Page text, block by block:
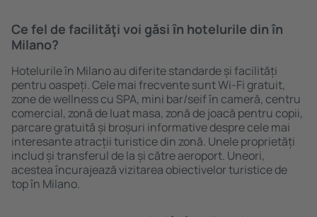
Ce fel de facilităţi voi găsi ȋn hotelurile din în
Milano?
Hotelurile în Milano au diferite standarde și facilități
pentru oaspeți. Cele mai frecvente sunt Wi-Fi gratuit,
zone de wellness cu SPA, mini bar/seif în cameră, centru
comercial, zonă de luat masa, zonă de joacă pentru copii,
parcare gratuită și broșuri informative despre cele mai
interesante atracții turistice din zonă. Unele proprietăți
includ și transferul de la și către aeroport. Uneori,
acestea încurajează vizitarea obiectivelor turistice de
top în Milano.